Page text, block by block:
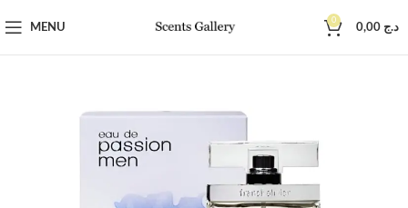
MENU
0
د.ج